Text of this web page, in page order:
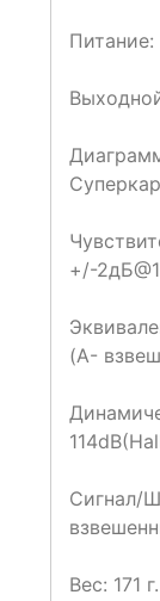
+/-
(А-
Сигнал/
Вес: 171 г.